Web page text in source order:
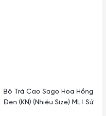
Bộ Trà Cao Sago Hoa Hồng
Đen (KN) (Nhiều Size) ML I Sứ